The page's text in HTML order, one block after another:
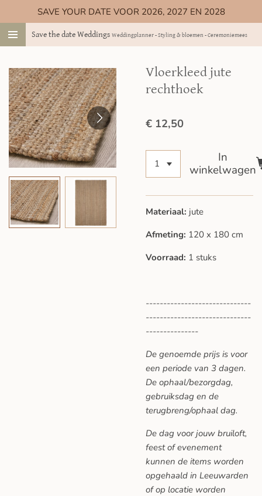
direct
naar
hoofdinhoud
Save the date Weddings Weddingplanner - Styling & bloemen - Ceremoniemeester
SAVE YOUR DATE VOOR 2026, 2027 EN 2028
Vloerkleed jute
rechthoek
€ 12,50
In
winkelwagen
Materiaal: jute
Afmeting: 120 x 180 cm
Voorraad: 1 stuks
------------------------------
------------------------------
---------------
De genoemde prijs is voor
een periode van 3 dagen.
De ophaal/bezorgdag,
gebruiksdag en de
terugbreng/ophaal dag.
De dag voor jouw bruiloft,
feest of evenement
kunnen de items worden
opgehaald in Leeuwarden
of op locatie worden